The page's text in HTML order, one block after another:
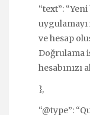
“text”:
ve hesap
Doğrulama
hesabınızı
},
“@type”: